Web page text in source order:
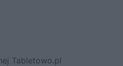
Tabletowo.pl